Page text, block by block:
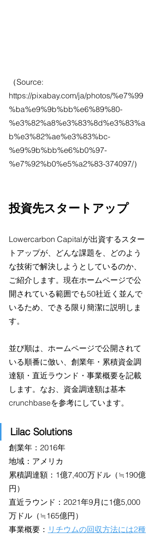
（Source:
https://pixabay.com/ja/photos/%e7%99
%ba%e9%9b%bb%e6%89%80-
%e3%82%a8%e3%83%8d%e3%83%a
b%e3%82%ae%e3%83%bc-
%e9%9b%bb%e6%b0%97-
%e7%92%b0%e5%a2%83-374097/）
投資先スタートアップ
Lowercarbon Capitalが出資するスター
トアップが、どんな課題を、どのよう
な技術で解決しようとしているのか、
ご紹介します。現在ホームページで公
開されている範囲でも50社近く並んで
いるため、できる限り簡潔に説明しま
す。
並び順は、ホームページで公開されて
いる順番に倣い、創業年・累積資金調
達額・直近ラウンド・事業概要を記載
します。なお、資金調達額は基本
crunchbaseを参考にしています。
Lilac Solutions
創業年：2016年
地域：アメリカ
累積調達額：1億7,400万ドル（≒190億
円）
直近ラウンド：2021年9月に1億5,000
万ドル（≒165億円）
事業概要： リチウムの回収方法には2種